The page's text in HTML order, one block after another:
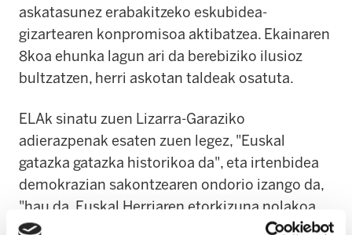
askatasunez erabakitzeko eskubidea-
gizartearen konpromisoa aktibatzea. Ekainaren
8koa ehunka lagun ari da berebiziko ilusioz
bultzatzen, herri askotan taldeak osatuta.
ELAk sinatu zuen Lizarra-Garaziko
adierazpenak esaten zuen legez, "Euskal
gatazka gatazka historikoa da", eta irtenbidea
demokrazian sakontzearen ondorio izango da,
"hau da, Euskal Herriaren etorkizuna nolakoa
izango den euskal herritarrek beren hitzaren